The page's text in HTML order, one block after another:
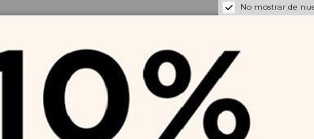
solución, el Irrigador Waterpik® Ultra Plus WP-300
los otros aparatos no pueden llegar en tal solo 3
de ortodoncia fija, a la vez que facilita el acceso a
No mostrar de